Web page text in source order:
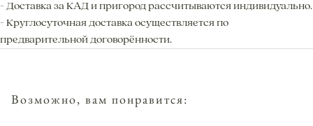
- Доставка за КАД и пригород рассчитываются индивидуально.
- Круглосуточная доставка осуществляется по
предварительной договорённости.
Возможно, вам понравится:
info@lorangerie.ru
Санкт-Петербург, Большой Проспект П. С., 47
ежедневно с 10:00 до 22:00